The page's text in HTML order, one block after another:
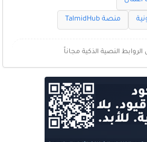
منصة TalmidHub
النصية الذكية مجاناً